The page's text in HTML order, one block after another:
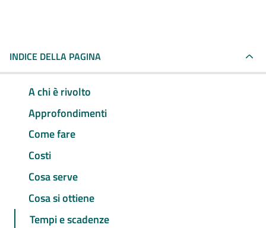
INDICE DELLA PAGINA
A chi è rivolto
Approfondimenti
Come fare
Costi
Cosa serve
Cosa si ottiene
Tempi e scadenze